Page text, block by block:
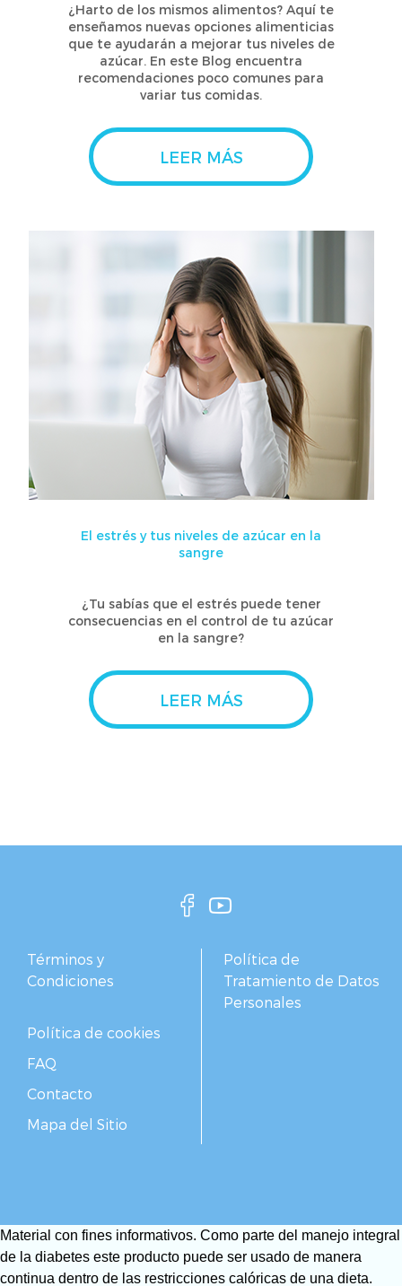
¿Harto de los mismos alimentos? Aquí te
enseñamos nuevas opciones alimenticias
que te ayudarán a mejorar tus niveles de
azúcar. En este Blog encuentra
recomendaciones poco comunes para
variar tus comidas.
LEER MÁS
El estrés y tus niveles de azúcar en la
sangre
¿Tu sabías que el estrés puede tener
consecuencias en el control de tu azúcar
en la sangre?
LEER MÁS
Términos y
Condiciones
Política de
Tratamiento de Datos
Personales
Política de cookies
FAQ
Contacto
Mapa del Sitio
Material con fines informativos. Como parte del manejo integral
de la diabetes este producto puede ser usado de manera
continua dentro de las restricciones calóricas de una dieta.